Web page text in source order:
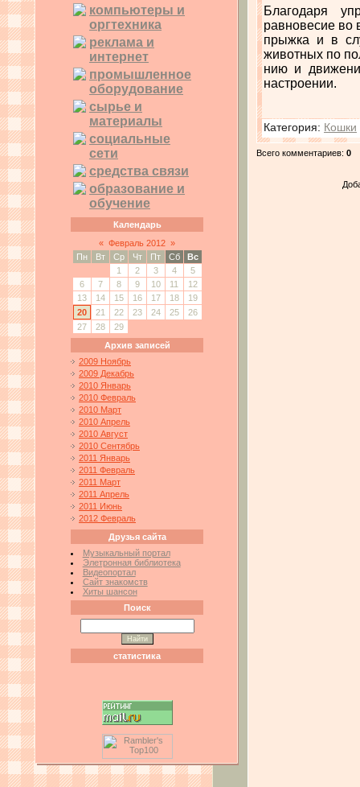
компьютеры и
оргтехника
реклама и
интернет
промышленное
оборудование
сырье и
материалы
социальные
сети
средства связи
образование и
обучение
Календарь
« Февраль 2012 »
Пн
Вт Ср Чт Пт Сб
Вс
1
2 3 4
5
6
7 8 9 10 11
12
13
14 15 16 17 18
19
20
21 22 23 24 25
26
27
28
29
Архив записей
2009 Ноябрь
2009 Декабрь
2010 Январь
2010 Февраль
2010 Март
2010 Апрель
2010 Август
2010 Сентябрь
2011 Январь
2011 Февраль
2011 Март
2011 Апрель
2011 Июнь
2012 Февраль
Друзья сайта
Музыкальный портал
Элетронная библиотека
Видеопортал
Сайт знакомств
Хиты шансон
Поиск
статистика
Благодаря
равновесие во
прыжка и в
животных по
нию и
настроении.
Категория: Кошки
Всего комментариев: 0